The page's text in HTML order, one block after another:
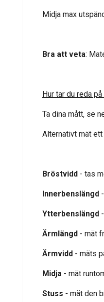
Midja max
Bra att veta:
Hur tar du reda
Ta dina mått, se
Alternativt mät ett
Bröstvidd - tas
Innerbenslängd
Ytterbenslängd
Ärmlängd - mät
Ärmvidd - mäts
Midja - mät
Stuss - mät den